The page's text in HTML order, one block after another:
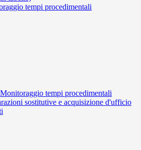
tempi procedimentali
Monitoraggio tempi procedimentali
sostitutive e acquisizione d'ufficio